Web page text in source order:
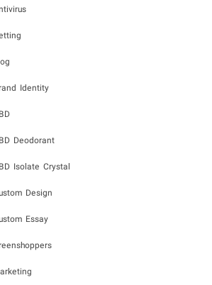
Identity
Deodorant
Isolate Crystal
Design
Essay